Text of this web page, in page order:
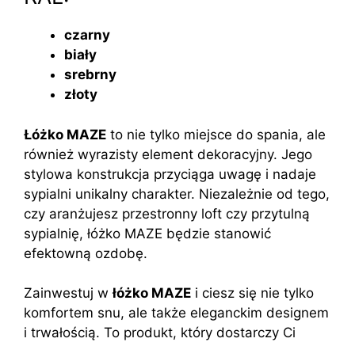
czarny
biały
srebrny
złoty
Łóżko MAZE to nie tylko miejsce do spania, ale
również wyrazisty element dekoracyjny. Jego
stylowa konstrukcja przyciąga uwagę i nadaje
sypialni unikalny charakter. Niezależnie od tego,
czy aranżujesz przestronny loft czy przytulną
sypialnię, łóżko MAZE będzie stanowić
efektowną ozdobę.
Zainwestuj włóżko MAZE i ciesz się nie tylko
komfortem snu, ale także eleganckim designem
i trwałością. To produkt, który dostarczy Ci